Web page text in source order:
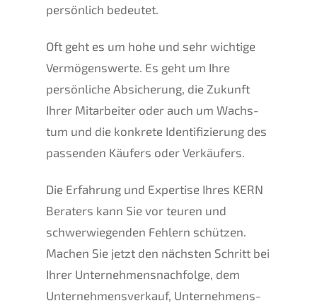
persön­lich bedeutet.
Oft geht es um hohe und sehr wichti­ge
Vermö­gens­wer­te. Es geht um Ihre
persön­li­che Absiche­rung, die Zukunft
Ihrer Mitar­bei­ter oder auch um Wachs­
tum und die konkre­te Identi­fi­zie­rung des
passen­den Käufers oder Verkäufers.
Die Erfah­rung und Exper­ti­se Ihres KERN
Beraters kann Sie vor teuren und
schwer­wie­gen­den Fehlern schüt­zen.
Machen Sie jetzt den nächs­ten Schritt bei
Ihrer Unternehmens­nachfolge, dem
Unter­nehmens­verkauf, Unter­nehmens­